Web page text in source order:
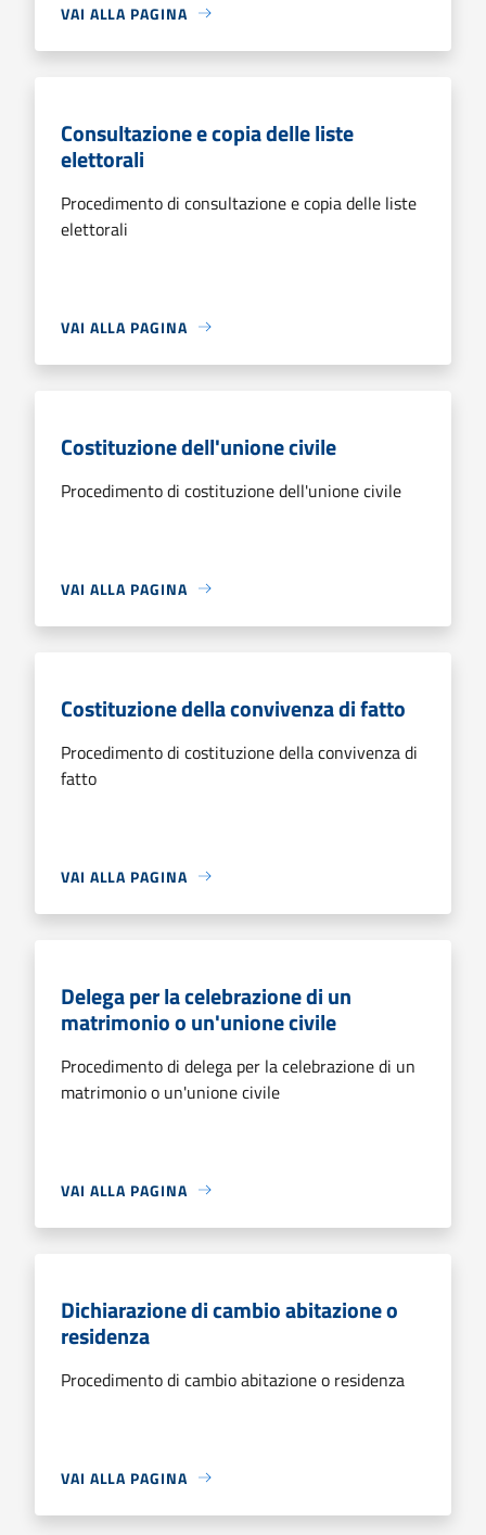
VAI ALLA PAGINA
Consultazione e copia delle liste
elettorali
Procedimento di consultazione e copia delle liste
elettorali
VAI ALLA PAGINA
Costituzione dell'unione civile
Procedimento di costituzione dell'unione civile
VAI ALLA PAGINA
Costituzione della convivenza di fatto
Procedimento di costituzione della convivenza di
fatto
VAI ALLA PAGINA
Delega per la celebrazione di un
matrimonio o un'unione civile
Procedimento di delega per la celebrazione di un
matrimonio o un'unione civile
VAI ALLA PAGINA
Dichiarazione di cambio abitazione o
residenza
Procedimento di cambio abitazione o residenza
VAI ALLA PAGINA